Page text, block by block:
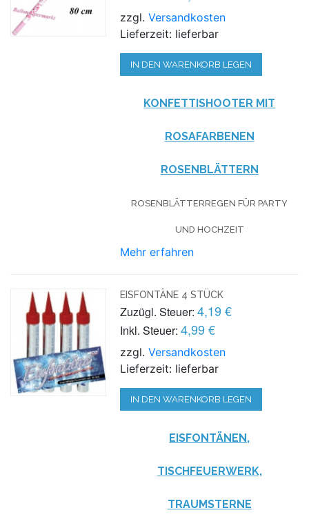
zzgl.Versandkosten
Lieferzeit: lieferbar
IN DEN WARENKORB LEGEN
KONFETTISHOOTER MIT
ROSAFARBENEN
ROSENBLÄTTERN
ROSENBLÄTTERREGEN FÜR PARTY
UND HOCHZEIT
Mehr erfahren
EISFONTÄNE 4 STÜCK
Zuzügl. Steuer: 4,19 €
Inkl. Steuer: 4,99 €
zzgl.Versandkosten
Lieferzeit: lieferbar
IN DEN WARENKORB LEGEN
EISFONTÄNEN,
TISCHFEUERWERK,
TRAUMSTERNE